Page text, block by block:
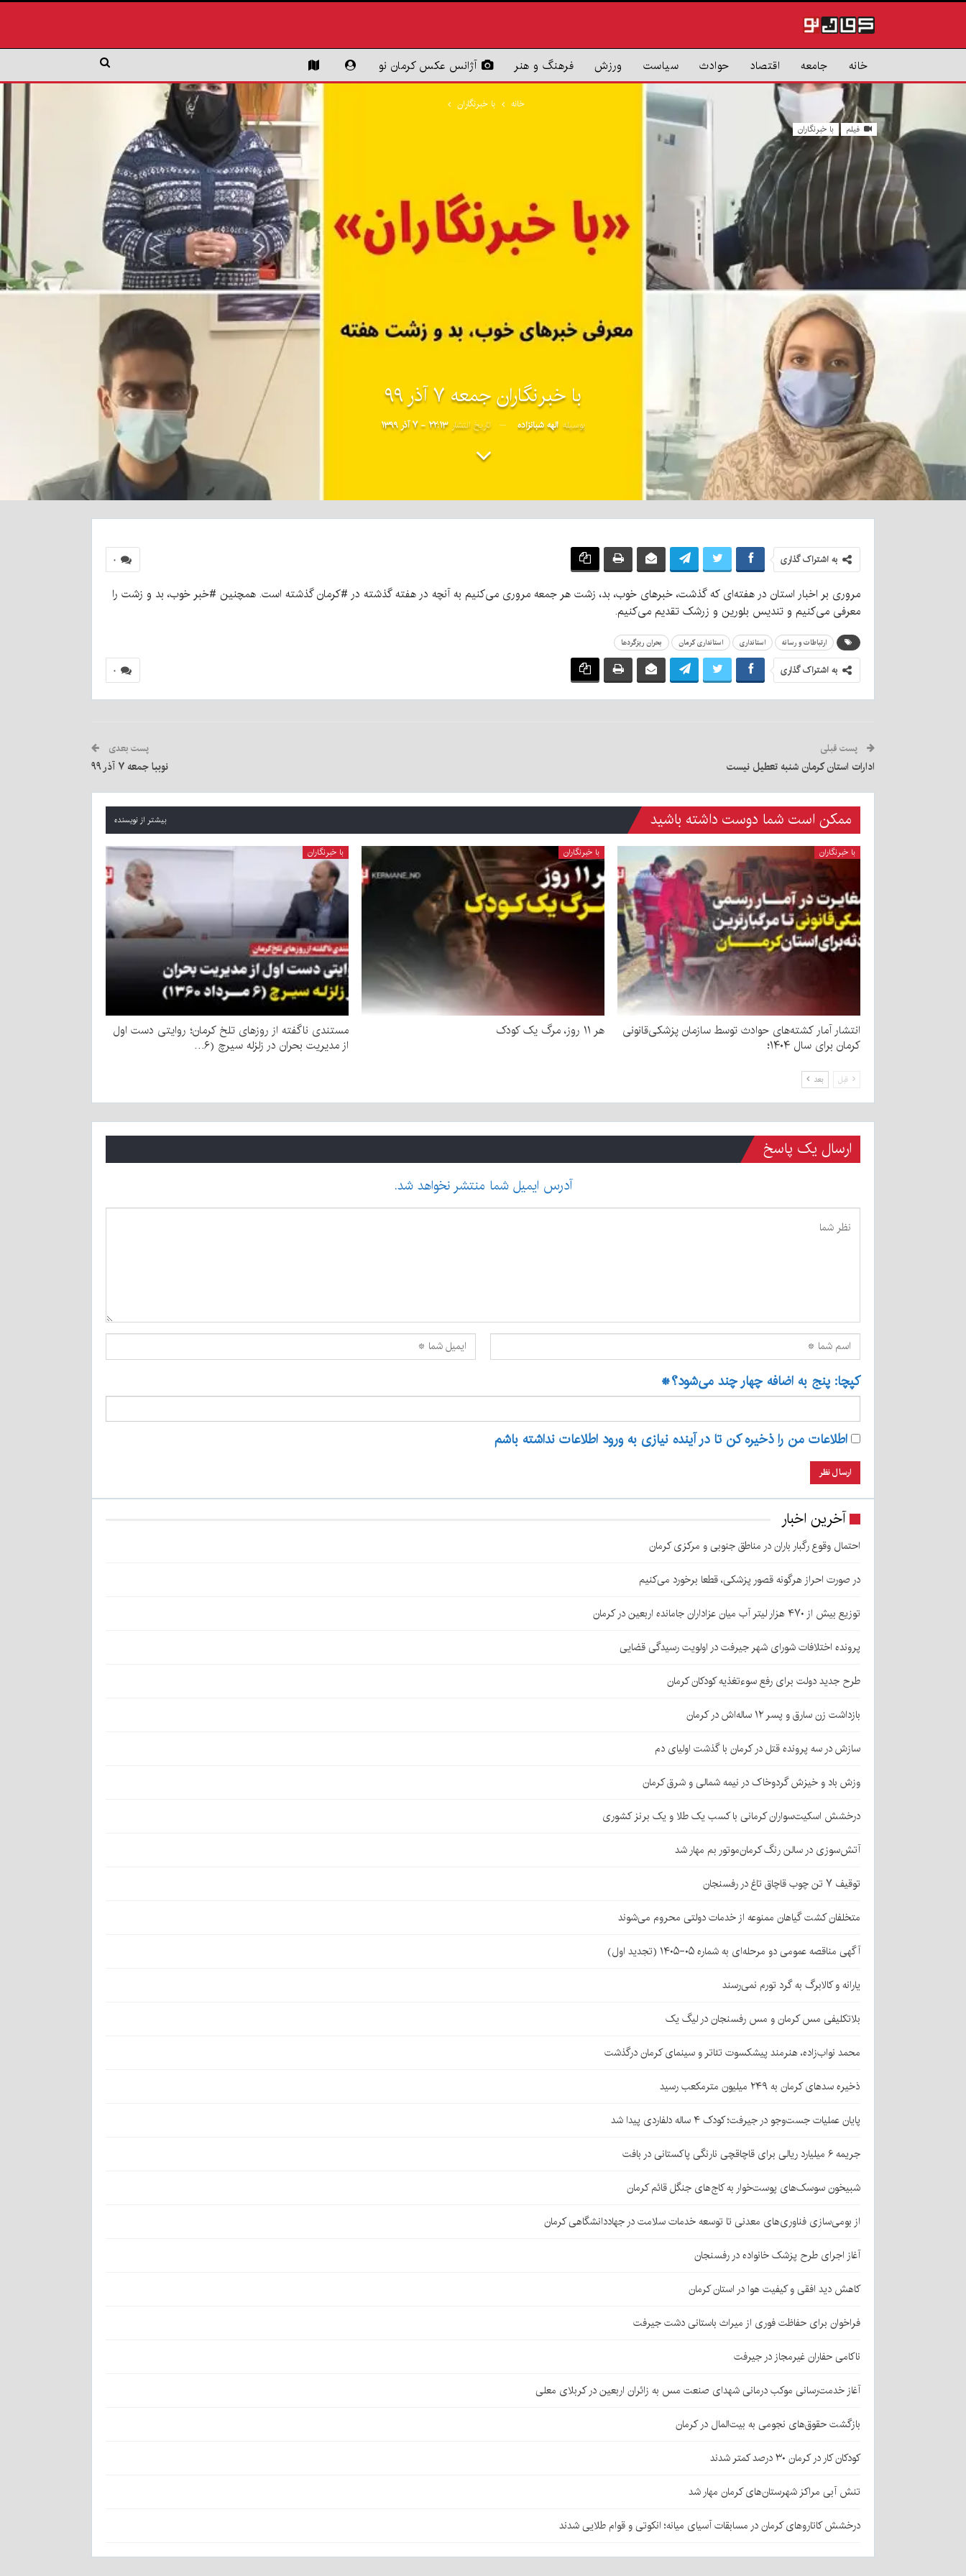
خانه جامعه اقتصاد حوادث سیاست ورزش فرهنگ و هنر آژانس عکس کرمان نو
خانه با خبرنگاران
فیلم با خبرنگاران
با خبرنگاران جمعه ۷ آذر ۹۹
بوسیله الهه شبانزاده تاریخ انتشار ۲۲:۱۳ - ۷ آذر ۱۳۹۹
۰ به اشتراک گذاری
مروری بر اخبار استان در هفته‌ای که گذشت، خبرهای خوب، بد، زشت هر جمعه مروری می‌کنیم به آنچه در هفته گذشته در #کرمان گذشته است. همچنین #خبر خوب، بد و زشت را
معرفی می‌کنیم و ‌تندیس بلورین و زرشک تقدیم می‌کنیم.
ارتباطات و رسانه استانداری استانداری کرمان بحران ریزگردها
۰ به اشتراک گذاری
پست قبلی
ادارات استان کرمان شنبه تعطیل نیست
پست بعدی
نوببا جمعه ۷ آذر ۹۹
ممکن است شما دوست داشته باشید بیشتر از نویسنده
با خبرنگاران
انتشار آمار کشته‌های حوادث توسط سازمان پزشکی‌قانونی
کرمان برای سال ۱۴۰۴؛
با خبرنگاران
هر ۱۱ روز، مرگ یک کودک
با خبرنگاران
مستندی ناگفته از روزهای تلخ کرمان؛ روایتی دست اول
از مدیریت بحران در زلزله سیرچ (۶…
قبل بعد
ارسال یک پاسخ
آدرس ایمیل شما منتشر نخواهد شد.
کپچا: پنج به اضافه چهار چند می‌شود؟*
اطلاعات من را ذخیره کن تا در آینده نیازی به ورود اطلاعات نداشته باشم
آخرین اخبار
احتمال وقوع رگبار باران در مناطق جنوبی و مرکزی کرمان
در صورت احراز هرگونه قصور پزشکی، قطعا برخورد می‌کنیم
توزیع بیش از ۴۷۰ هزار لیتر آب میان عزاداران جامانده اربعین در کرمان
پرونده اختلافات شورای شهر جیرفت در اولویت رسیدگی قضایی
طرح جدید دولت برای رفع سوءتغذیه کودکان کرمان
بازداشت زن سارق و پسر ۱۲ ساله‌اش در کرمان
سازش در سه پرونده قتل در کرمان با گذشت اولیای دم
وزش باد و خیزش گردوخاک در نیمه شمالی و شرق کرمان
درخشش اسکیت‌سواران کرمانی با کسب یک طلا و یک برنز کشوری
آتش‌سوزی در سالن رنگ کرمان‌موتور بم مهار شد
توقیف ۷ تن چوب قاچاق تاغ در رفسنجان
متخلفان کشت گیاهان ممنوعه از خدمات دولتی محروم می‌شوند
آگهی مناقصه عمومی دو مرحله‌ای به شماره ۰۵-۱۴۰۵ (تجدید اول)
یارانه و کالابرگ به گرد تورم نمی‌رسند
بلاتکلیفی مس کرمان و مس رفسنجان در لیگ یک
محمد نواب‌زاده، هنرمند پیشکسوت تئاتر و سینمای کرمان درگذشت
ذخیره سدهای کرمان به ۲۴۹ میلیون مترمکعب رسید
پایان عملیات جست‌وجو در جیرفت؛ کودک ۴ ساله دلفاردی پیدا شد
جریمه ۶ میلیارد ریالی برای قاچاقچی نارنگی پاکستانی در بافت
شبیخون سوسک‌های پوست‌خوار به کاج‌های جنگل قائم کرمان
از بومی‌سازی فناوری‌های معدنی تا توسعه خدمات سلامت در جهاددانشگاهی کرمان
آغاز اجرای طرح پزشک خانواده در رفسنجان
کاهش دید افقی و کیفیت هوا در استان کرمان
فراخوان برای حفاظت فوری از میراث باستانی دشت جیرفت
ناکامی حفاران غیرمجاز در جیرفت
آغاز خدمت‌رسانی موکب درمانی شهدای صنعت مس به زائران اربعین در کربلای معلی
بازگشت حقوق‌های نجومی به بیت‌المال در کرمان
کودکان کار در کرمان ۳۰ درصد کمتر شدند
تنش آبی مراکز شهرستان‌های کرمان مهار شد
درخشش کاتاروهای کرمان در مسابقات آسیای میانه؛ انکوتی و قوام طلایی شدند